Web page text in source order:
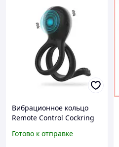
Вибрационное кольцо
Remote Control Cockring
полового члена черное
Готово к отправке